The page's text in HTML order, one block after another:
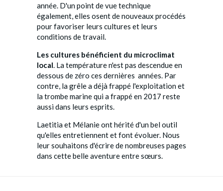
année. D'un point de vue technique
également, elles osent de nouveaux procédés
pour favoriser leurs cultures et leurs
conditions de travail.
Les cultures bénéficient du microclimat
local. La température n'est pas descendue en
dessous de zéro ces dernières années. Par
contre, la grêle a déjà frappé l'exploitation et
la trombe marine qui a frappé en 2017 reste
aussi dans leurs esprits.
Laetitia et Mélanie ont hérité d'un bel outil
qu'elles entretiennent et font évoluer. Nous
leur souhaitons d'écrire de nombreuses pages
dans cette belle aventure entre sœurs.